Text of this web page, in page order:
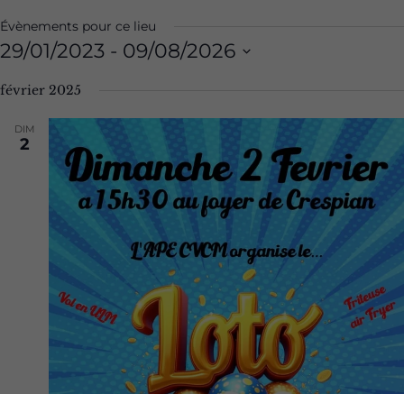
Évènements pour ce lieu
29/01/2023 - 09/08/2026
date.
février 2025
DIM
2